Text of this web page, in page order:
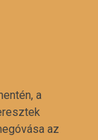
a
az